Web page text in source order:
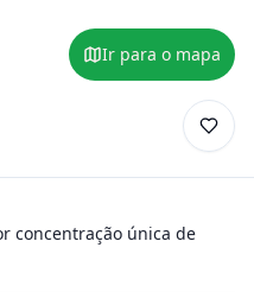
Ir para o mapa
concentração única de